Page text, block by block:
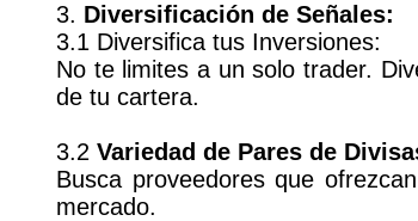
3. Diversificación de Señales:
3.1 Diversifica tus Inversiones:
No te limites a un solo trader.
de tu cartera.
3.2 Variedad de Pares de
Busca proveedores que
mercado.